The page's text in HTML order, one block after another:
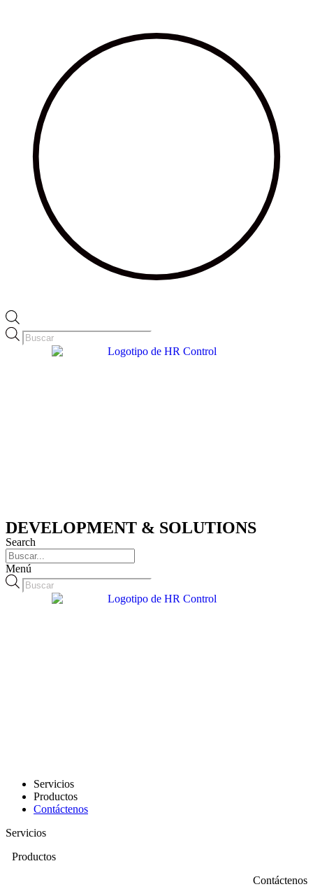
Búsqueda
de
productos
DEVELOPMENT & SOLUTIONS
Search
Menú
Búsqueda
de
productos
Servicios
Productos
Contáctenos
Servicios
Productos
Contáctenos